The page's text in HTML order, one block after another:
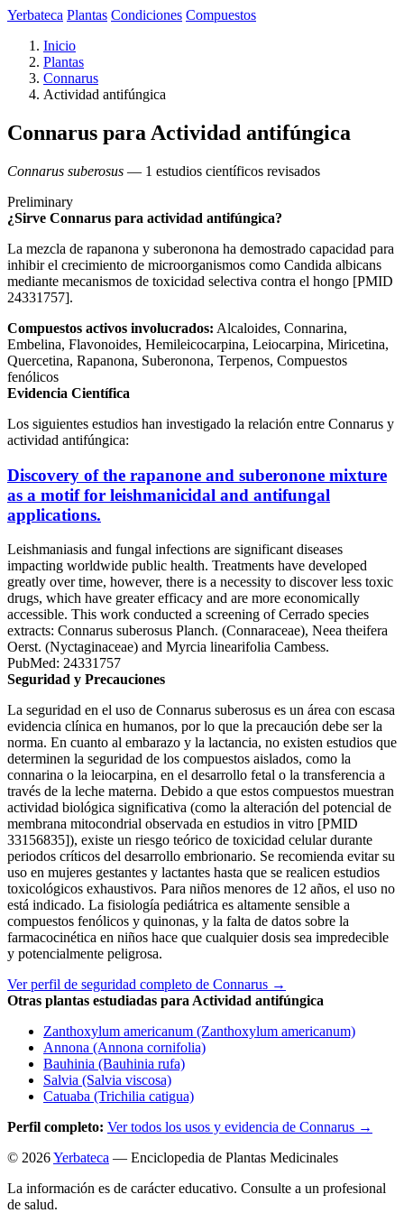
Yerbateca Plantas Condiciones Compuestos
Inicio
Plantas
Connarus
Actividad antifúngica
Connarus para Actividad antifúngica
Connarus suberosus — 1 estudios científicos revisados
Preliminary
¿Sirve Connarus para actividad antifúngica?
La mezcla de rapanona y suberonona ha demostrado capacidad para
inhibir el crecimiento de microorganismos como Candida albicans
mediante mecanismos de toxicidad selectiva contra el hongo [PMID
24331757].
Compuestos activos involucrados: Alcaloides, Connarina,
Embelina, Flavonoides, Hemileicocarpina, Leiocarpina, Miricetina,
Quercetina, Rapanona, Suberonona, Terpenos, Compuestos
fenólicos
Evidencia Científica
Los siguientes estudios han investigado la relación entre Connarus y
actividad antifúngica:
Discovery of the rapanone and suberonone mixture
as a motif for leishmanicidal and antifungal
applications.
Leishmaniasis and fungal infections are significant diseases
impacting worldwide public health. Treatments have developed
greatly over time, however, there is a necessity to discover less toxic
drugs, which have greater efficacy and are more economically
accessible. This work conducted a screening of Cerrado species
extracts: Connarus suberosus Planch. (Connaraceae), Neea theifera
Oerst. (Nyctaginaceae) and Myrcia linearifolia Cambess.
PubMed: 24331757
Seguridad y Precauciones
La seguridad en el uso de Connarus suberosus es un área con escasa
evidencia clínica en humanos, por lo que la precaución debe ser la
norma. En cuanto al embarazo y la lactancia, no existen estudios que
determinen la seguridad de los compuestos aislados, como la
connarina o la leiocarpina, en el desarrollo fetal o la transferencia a
través de la leche materna. Debido a que estos compuestos muestran
actividad biológica significativa (como la alteración del potencial de
membrana mitocondrial observada en estudios in vitro [PMID
33156835]), existe un riesgo teórico de toxicidad celular durante
periodos críticos del desarrollo embrionario. Se recomienda evitar su
uso en mujeres gestantes y lactantes hasta que se realicen estudios
toxicológicos exhaustivos. Para niños menores de 12 años, el uso no
está indicado. La fisiología pediátrica es altamente sensible a
compuestos fenólicos y quinonas, y la falta de datos sobre la
farmacocinética en niños hace que cualquier dosis sea impredecible
y potencialmente peligrosa.
Ver perfil de seguridad completo de Connarus →
Otras plantas estudiadas para Actividad antifúngica
Zanthoxylum americanum (Zanthoxylum americanum)
Annona (Annona cornifolia)
Bauhinia (Bauhinia rufa)
Salvia (Salvia viscosa)
Catuaba (Trichilia catigua)
Perfil completo: Ver todos los usos y evidencia de Connarus →
© 2026Yerbateca — Enciclopedia de Plantas Medicinales
La información es de carácter educativo. Consulte a un profesional
de salud.